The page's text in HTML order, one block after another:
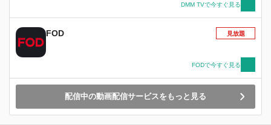
ばず、刀を折られてしまう。 斬月を治せず失意
の一護に、父・一心が語った過去。 それは、一
護の出生の秘密。死神の父と滅却師の母の、出会
いと別れの記憶。 己を知り、決意と共に再び立
す。 新たな力をその手に、大切な仲間を、全て
をとっていた、滅却師の末裔・石田雨竜。 記録
を紐解き真実を求めた雨竜が辿り着いた答えとは
――。 ユーハバッハが指名した「後継者」が
DMM TVで今すぐ見る
FOD 見放題
FODで今すぐ見る
配信中の動画配信サービスをもっと見る